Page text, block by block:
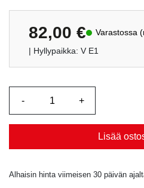
82,00 € Varastossa
| Hyllypaikka: V E1
Lisää
Alhaisin hinta viimeisen 30 päivän